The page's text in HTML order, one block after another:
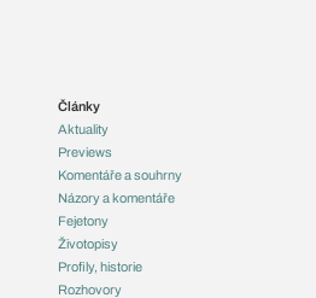
Články
Aktuality
Previews
Komentáře a souhrny
Názory a komentáře
Fejetony
Životopisy
Profily, historie
Rozhovory